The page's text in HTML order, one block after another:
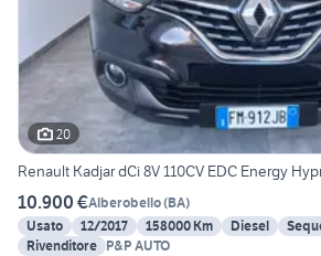
20
Renault Kadjar dCi 8V 110CV EDC Energy
10.900 €Alberobello(BA)
Usato
12/2017 158000 Km Diesel
Rivenditore P&P AUTO